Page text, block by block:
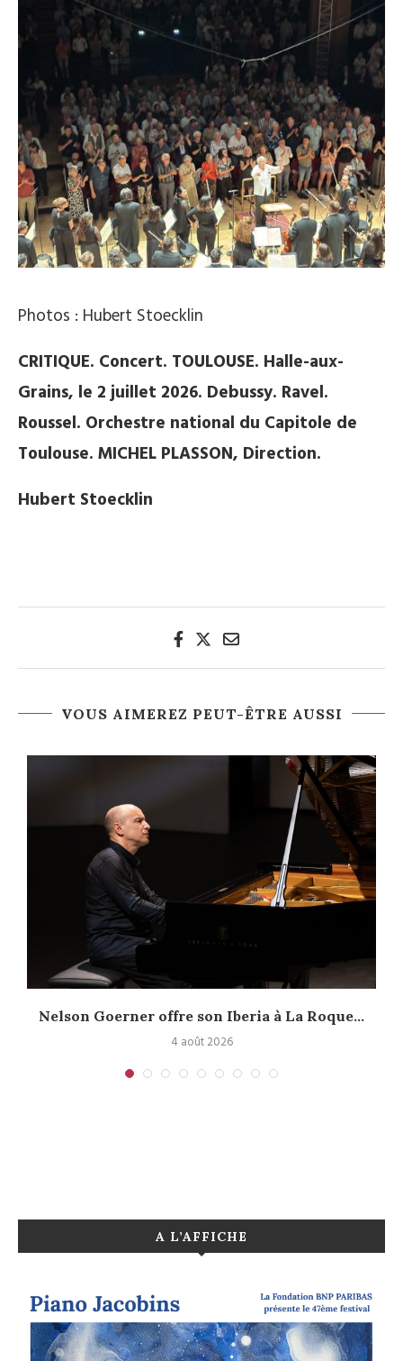
Photos : Hubert Stoecklin
CRITIQUE. Concert. TOULOUSE. Halle-aux-
Grains, le 2 juillet 2026. Debussy. Ravel.
Roussel. Orchestre national du Capitole de
Toulouse. MICHEL PLASSON, Direction.
Hubert Stoecklin
VOUS AIMEREZ PEUT-ÊTRE AUSSI
Nelson Goerner offre son Iberia à La Roque...
4 août 2026
A L’AFFICHE